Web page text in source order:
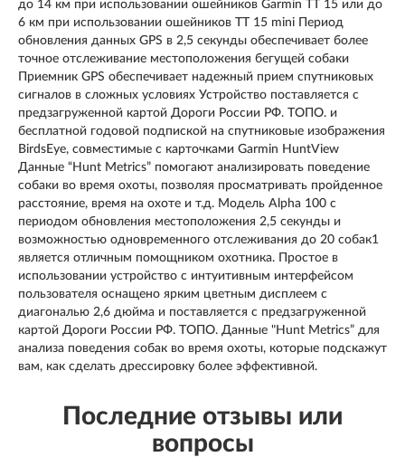
до 14 км при использовании ошейников Garmin TT 15 или до
6 км при использовании ошейников TT 15 mini Период
обновления данных GPS в 2,5 секунды обеспечивает более
точное отслеживание местоположения бегущей собаки
Приемник GPS обеспечивает надежный прием спутниковых
сигналов в сложных условиях Устройство поставляется с
предзагруженной картой Дороги России РФ. ТОПО. и
бесплатной годовой подпиской на спутниковые изображения
BirdsEye, совместимые с карточками Garmin HuntView
Данные “Hunt Metrics” помогают анализировать поведение
собаки во время охоты, позволяя просматривать пройденное
расстояние, время на охоте и т.д. Модель Alpha 100 с
периодом обновления местоположения 2,5 секунды и
возможностью одновременного отслеживания до 20 собак1
является отличным помощником охотника. Простое в
использовании устройство с интуитивным интерфейсом
пользователя оснащено ярким цветным дисплеем с
диагональю 2,6 дюйма и поставляется с предзагруженной
картой Дороги России РФ. ТОПО. Данные "Hunt Metrics” для
анализа поведения собак во время охоты, которые подскажут
вам, как сделать дрессировку более эффективной.
Последние отзывы или
вопросы